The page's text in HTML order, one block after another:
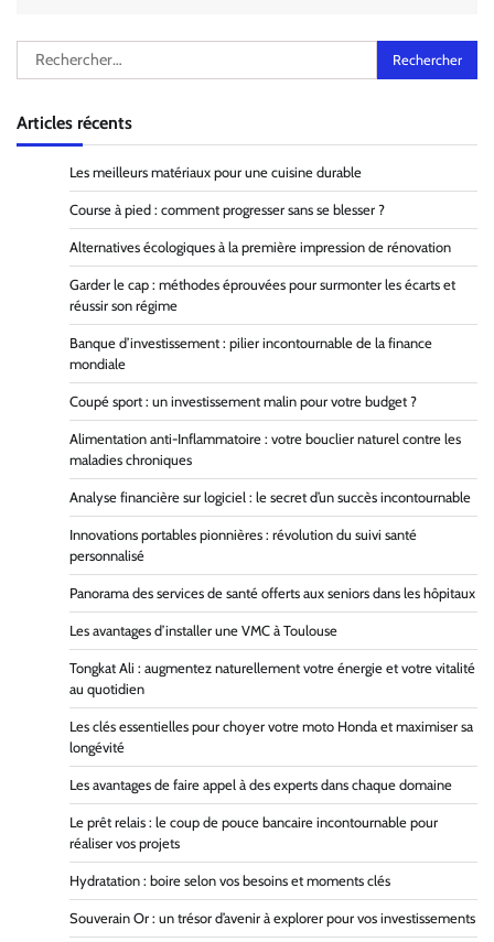
Rechercher :
Articles récents
Les meilleurs matériaux pour une cuisine durable
Course à pied : comment progresser sans se blesser ?
Alternatives écologiques à la première impression de rénovation
Garder le cap : méthodes éprouvées pour surmonter les écarts et
réussir son régime
Banque d’investissement : pilier incontournable de la finance
mondiale
Coupé sport : un investissement malin pour votre budget ?
Alimentation anti-Inflammatoire : votre bouclier naturel contre les
maladies chroniques
Analyse financière sur logiciel : le secret d’un succès incontournable
Innovations portables pionnières : révolution du suivi santé
personnalisé
Panorama des services de santé offerts aux seniors dans les hôpitaux
Les avantages d’installer une VMC à Toulouse
Tongkat Ali : augmentez naturellement votre énergie et votre vitalité
au quotidien
Les clés essentielles pour choyer votre moto Honda et maximiser sa
longévité
Les avantages de faire appel à des experts dans chaque domaine
Le prêt relais : le coup de pouce bancaire incontournable pour
réaliser vos projets
Hydratation : boire selon vos besoins et moments clés
Souverain Or : un trésor d’avenir à explorer pour vos investissements